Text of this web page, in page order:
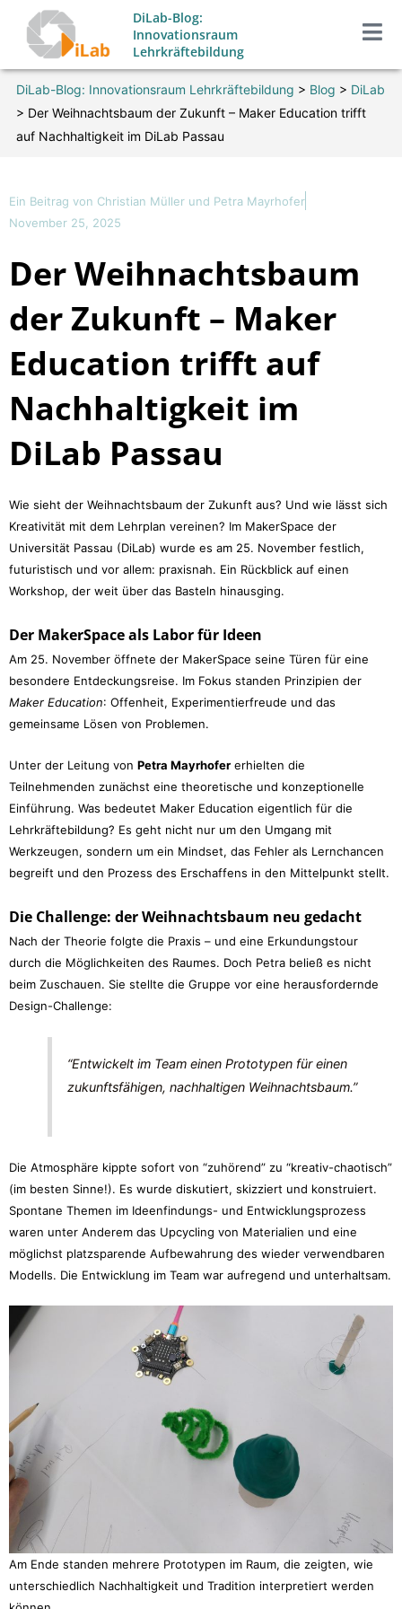
Inhalt
springen
DiLab-Blog:
Innovationsraum
Lehrkräftebildung
DiLab-Blog: Innovationsraum Lehrkräftebildung > Blog > DiLab
> Der Weihnachtsbaum der Zukunft – Maker Education trifft
auf Nachhaltigkeit im DiLab Passau
Ein Beitrag von Christian Müller und Petra Mayrhofer
November 25, 2025
Der Weihnachtsbaum
der Zukunft – Maker
Education trifft auf
Nachhaltigkeit im
DiLab Passau
Wie sieht der Weihnachtsbaum der Zukunft aus? Und wie lässt sich
Kreativität mit dem Lehrplan vereinen? Im MakerSpace der
Universität Passau (DiLab) wurde es am 25. November festlich,
futuristisch und vor allem: praxisnah. Ein Rückblick auf einen
Workshop, der weit über das Basteln hinausging.
Der MakerSpace als Labor für Ideen
Am 25. November öffnete der MakerSpace seine Türen für eine
besondere Entdeckungsreise. Im Fokus standen Prinzipien der
Maker Education: Offenheit, Experimentierfreude und das
gemeinsame Lösen von Problemen.
Unter der Leitung von Petra Mayrhofer erhielten die
Teilnehmenden zunächst eine theoretische und konzeptionelle
Einführung. Was bedeutet Maker Education eigentlich für die
Lehrkräftebildung? Es geht nicht nur um den Umgang mit
Werkzeugen, sondern um ein Mindset, das Fehler als Lernchancen
begreift und den Prozess des Erschaffens in den Mittelpunkt stellt.
Die Challenge: der Weihnachtsbaum neu gedacht
Nach der Theorie folgte die Praxis – und eine Erkundungstour
durch die Möglichkeiten des Raumes. Doch Petra beließ es nicht
beim Zuschauen. Sie stellte die Gruppe vor eine herausfordernde
Design-Challenge:
“Entwickelt im Team einen Prototypen für einen
zukunftsfähigen, nachhaltigen Weihnachtsbaum.”
Die Atmosphäre kippte sofort von “zuhörend” zu “kreativ-chaotisch”
(im besten Sinne!). Es wurde diskutiert, skizziert und konstruiert.
Spontane Themen im Ideenfindungs- und Entwicklungsprozess
waren unter Anderem das Upcycling von Materialien und eine
möglichst platzsparende Aufbewahrung des wieder verwendbaren
Modells. Die Entwicklung im Team war aufregend und unterhaltsam.
Am Ende standen mehrere Prototypen im Raum, die zeigten, wie
unterschiedlich Nachhaltigkeit und Tradition interpretiert werden